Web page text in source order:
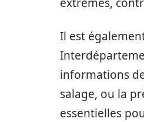
Il est
informations
salage, ou la
essentielles